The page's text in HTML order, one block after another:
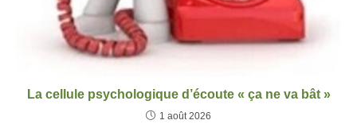
La cellule psychologique d’écoute « ça ne va bât »
1 août 2026